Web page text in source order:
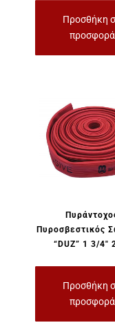
Προσθήκη
προσφορά
Πυροσβεστικός
“DUZ” 1 3/4″
Προσθήκη
προσφορά